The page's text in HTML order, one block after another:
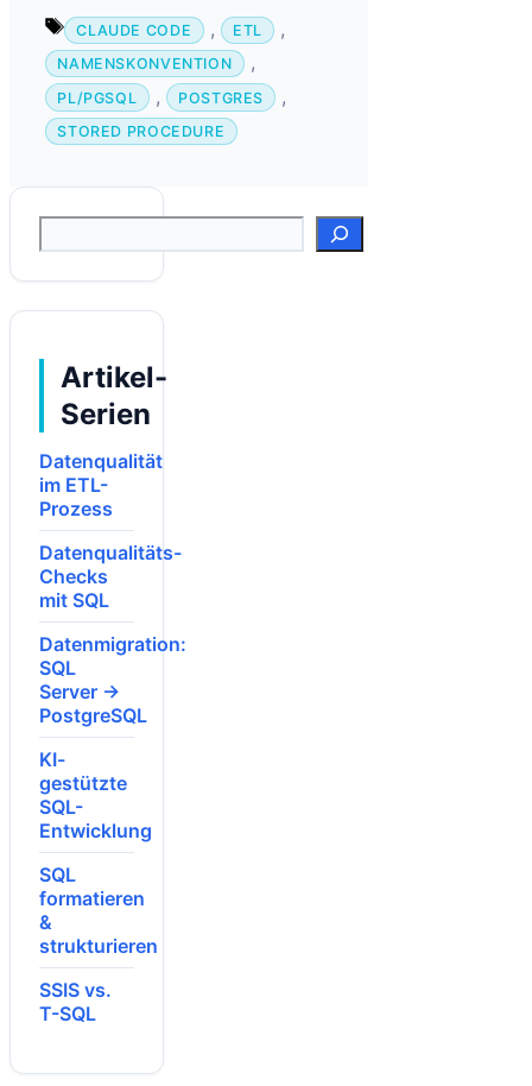
Schlagwörter
CLAUDE CODE , ETL ,
NAMENSKONVENTION ,
PL/PGSQL , POSTGRES ,
STORED PROCEDURE
Suchen
Artikel-
Serien
Datenqualität
im ETL-
Prozess
Datenqualitäts-
Checks
mit SQL
Datenmigration:
SQL
Server →
PostgreSQL
KI-
gestützte
SQL-
Entwicklung
SQL
formatieren
&
strukturieren
SSIS vs.
T-SQL